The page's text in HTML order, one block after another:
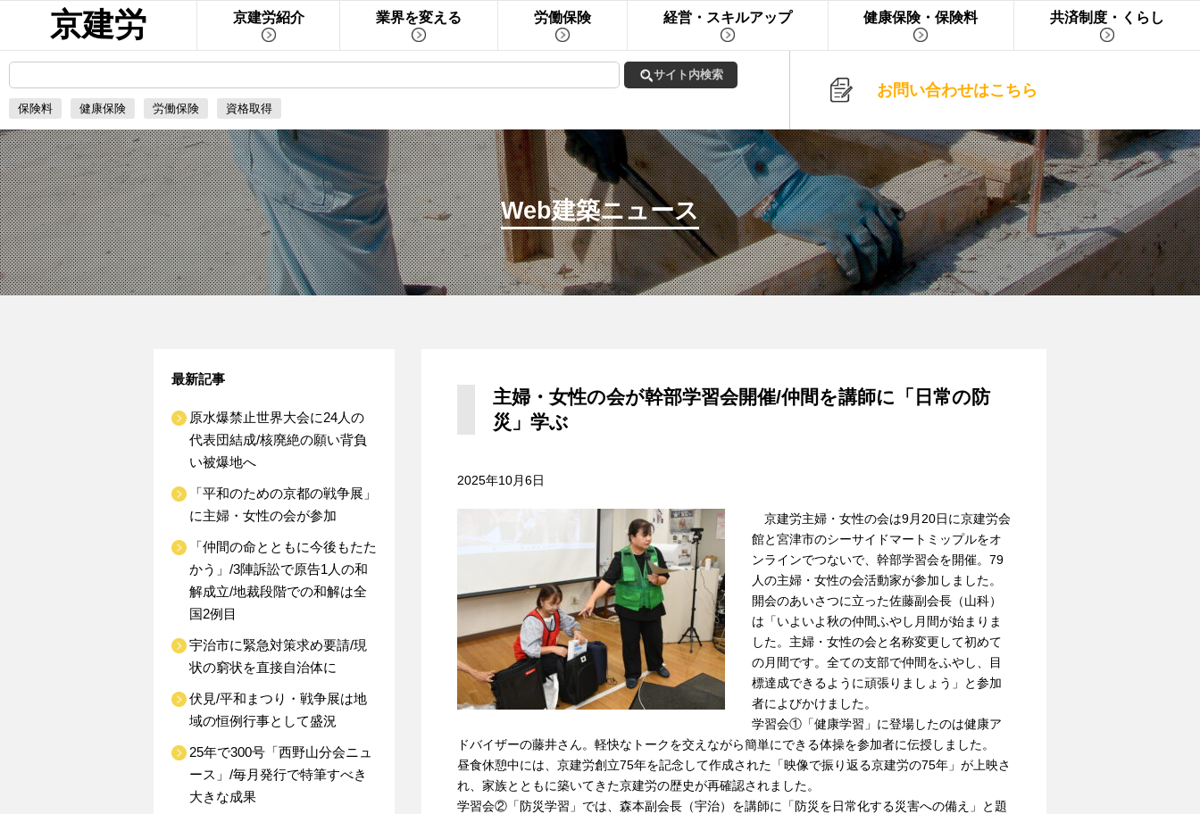
京建労 京建労紹介 業界を変える 労働保険 経営・スキルアップ 健康保険・保険料 共済制度・くらし
保険料 健康保険 労働保険 資格取得
お問い合わせはこちら
Web建築ニュース
主婦・女性の会が幹部学習会開催/仲間を講師に「日常の防
災」学ぶ
2025年10月6日
京建労主婦・女性の会は9月20日に京建労会
館と宮津市のシーサイドマートミップルをオ
ンラインでつないで、幹部学習会を開催。79
人の主婦・女性の会活動家が参加しました。
開会のあいさつに立った佐藤副会長（山科）
は「いよいよ秋の仲間ふやし月間が始まりま
した。主婦・女性の会と名称変更して初めて
の月間です。全ての支部で仲間をふやし、目
標達成できるように頑張りましょう」と参加
者によびかけました。
学習会①「健康学習」に登場したのは健康ア
ドバイザーの藤井さん。軽快なトークを交えながら簡単にできる体操を参加者に伝授しました。
昼食休憩中には、京建労創立75年を記念して作成された「映像で振り返る京建労の75年」が上映さ
れ、家族とともに築いてきた京建労の歴史が再確認されました。
学習会②「防災学習」では、森本副会長（宇治）を講師に「防災を日常化する災害への備え」と題
最新記事
原水爆禁止世界大会に24人の
代表団結成/核廃絶の願い背負
い被爆地へ
「平和のための京都の戦争展」
に主婦・女性の会が参加
「仲間の命とともに今後もたた
かう」/3陣訴訟で原告1人の和
解成立/地裁段階での和解は全
国2例目
宇治市に緊急対策求め要請/現
状の窮状を直接自治体に
伏見/平和まつり・戦争展は地
域の恒例行事として盛況
25年で300号「西野山分会ニュ
ース」/毎月発行で特筆すべき
大きな成果